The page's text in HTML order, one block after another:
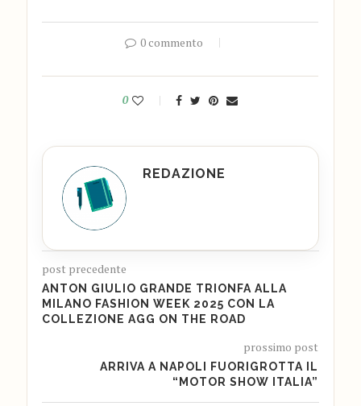
0 commento
0
REDAZIONE
post precedente
ANTON GIULIO GRANDE TRIONFA ALLA
MILANO FASHION WEEK 2025 CON LA
COLLEZIONE AGG ON THE ROAD
prossimo post
ARRIVA A NAPOLI FUORIGROTTA IL
“MOTOR SHOW ITALIA”